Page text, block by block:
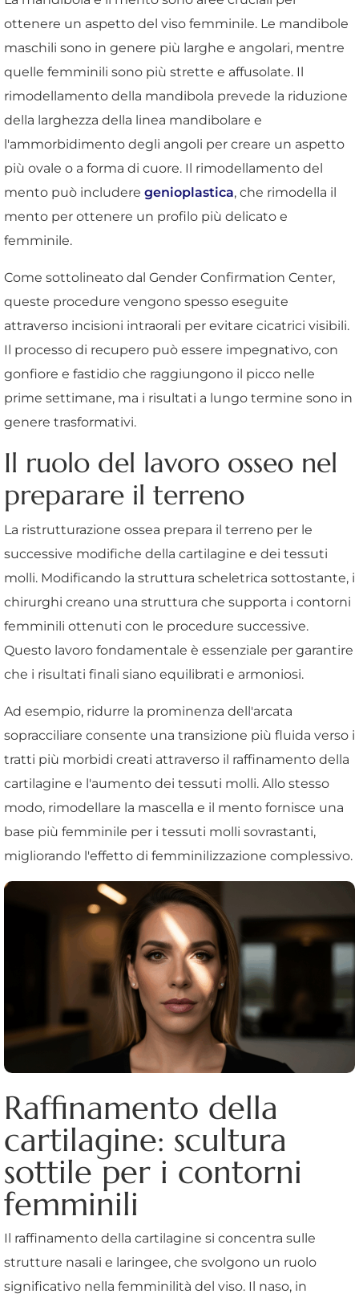
ottenere un aspetto del viso femminile. Le mandibole
maschili sono in genere più larghe e angolari, mentre
quelle femminili sono più strette e affusolate. Il
rimodellamento della mandibola prevede la riduzione
della larghezza della linea mandibolare e
l'ammorbidimento degli angoli per creare un aspetto
più ovale o a forma di cuore. Il rimodellamento del
mento può includere genioplastica, che rimodella il
mento per ottenere un profilo più delicato e
femminile.
Come sottolineato dal Gender Confirmation Center,
queste procedure vengono spesso eseguite
attraverso incisioni intraorali per evitare cicatrici visibili.
Il processo di recupero può essere impegnativo, con
gonfiore e fastidio che raggiungono il picco nelle
prime settimane, ma i risultati a lungo termine sono in
genere trasformativi.
Il ruolo del lavoro osseo nel
preparare il terreno
La ristrutturazione ossea prepara il terreno per le
successive modifiche della cartilagine e dei tessuti
molli. Modificando la struttura scheletrica sottostante, i
chirurghi creano una struttura che supporta i contorni
femminili ottenuti con le procedure successive.
Questo lavoro fondamentale è essenziale per garantire
che i risultati finali siano equilibrati e armoniosi.
Ad esempio, ridurre la prominenza dell'arcata
sopracciliare consente una transizione più fluida verso i
tratti più morbidi creati attraverso il raffinamento della
cartilagine e l'aumento dei tessuti molli. Allo stesso
modo, rimodellare la mascella e il mento fornisce una
base più femminile per i tessuti molli sovrastanti,
migliorando l'effetto di femminilizzazione complessivo.
Raffinamento della
cartilagine: scultura
sottile per i contorni
femminili
Il raffinamento della cartilagine si concentra sulle
strutture nasali e laringee, che svolgono un ruolo
significativo nella femminilità del viso. Il naso, in